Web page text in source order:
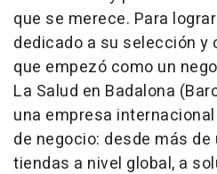
que se merece. Para
dedicado a su selección
que empezó como un
La Salud en Badalona
una empresa
de negocio: desde más
tiendas a nivel global, a